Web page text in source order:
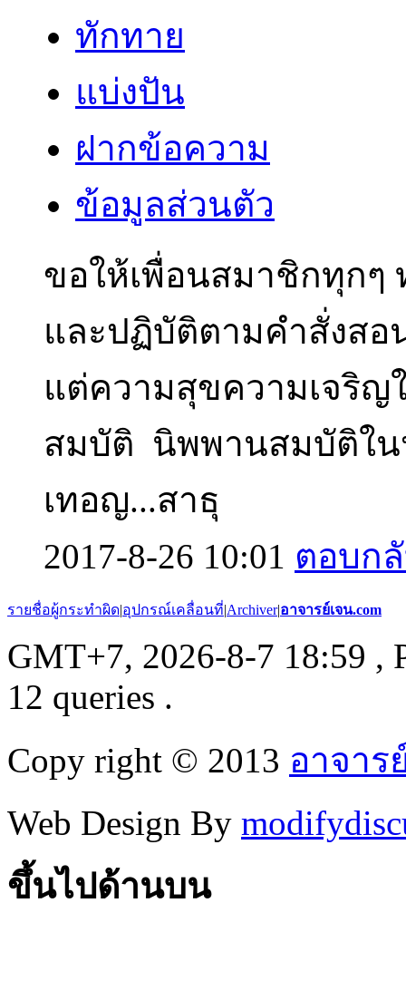
ทักทาย
แบ่งปัน
ฝากข้อความ
ข้อมูลส่วนตัว
ขอให้เพื่อนสมาชิกทุก
และปฏิบัติตามคำสั่งสอ
แต่ความสุขความเจริ
สมบัติ นิพพานสมบัติใ
เทอญ...สาธุ
2017-8-26 10:01 ตอบก
รายชื่อผู้กระทำผิด|อุปกรณ์เคลื่อนที่|Archiver|อาจารย์เจน.com
GMT+7, 2026-8-7 18:59 ,
12 queries .
Copy right © 2013 อาจาร
Web Design By
ขึ้นไปด้านบน